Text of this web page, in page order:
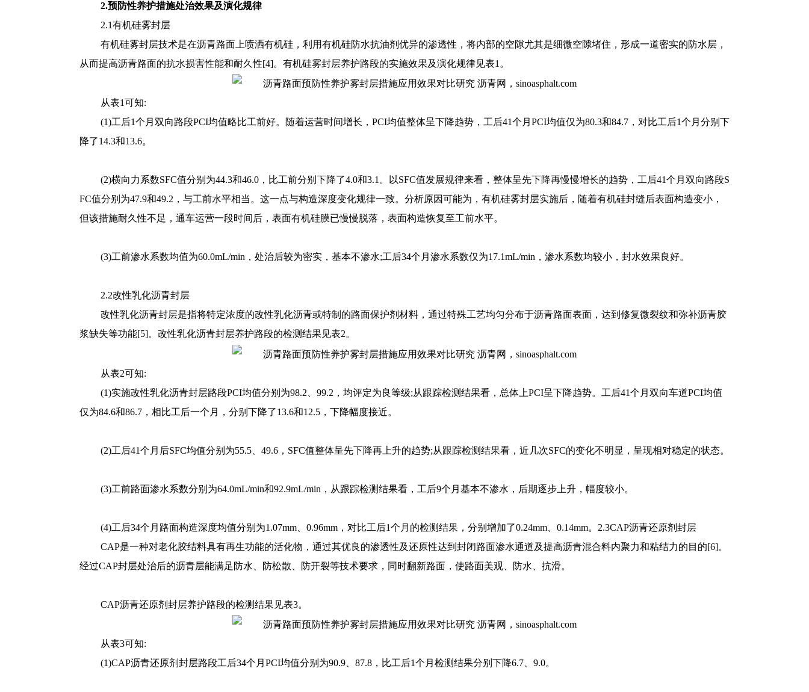
2.预防性养护措施处治效果及演化规律
2.1有机硅雾封层
有机硅雾封层技术是在沥青路面上喷洒有机硅，利用有机硅防水抗油剂优异的渗透性，将内部的空隙尤其是细微空隙堵住，形成一道密实的防水层，
从而提高沥青路面的抗水损害性能和耐久性[4]。有机硅雾封层养护路段的实施效果及演化规律见表1。
从表1可知:
(1)工后1个月双向路段PCI均值略比工前好。随着运营时间增长，PCI均值整体呈下降趋势，工后41个月PCI均值仅为80.3和84.7，对比工后1个月分别下
降了14.3和13.6。
(2)横向力系数SFC值分别为44.3和46.0，比工前分别下降了4.0和3.1。以SFC值发展规律来看，整体呈先下降再慢慢增长的趋势，工后41个月双向路段S
FC值分别为47.9和49.2，与工前水平相当。这一点与构造深度变化规律一致。分析原因可能为，有机硅雾封层实施后，随着有机硅封缝后表面构造变小，
但该措施耐久性不足，通车运营一段时间后，表面有机硅膜已慢慢脱落，表面构造恢复至工前水平。
(3)工前渗水系数均值为60.0mL/min，处治后较为密实，基本不渗水;工后34个月渗水系数仅为17.1mL/min，渗水系数均较小，封水效果良好。
2.2改性乳化沥青封层
改性乳化沥青封层是指将特定浓度的改性乳化沥青或特制的路面保护剂材料，通过特殊工艺均匀分布于沥青路面表面，达到修复微裂纹和弥补沥青胶
浆缺失等功能[5]。改性乳化沥青封层养护路段的检测结果见表2。
从表2可知:
(1)实施改性乳化沥青封层路段PCI均值分别为98.2、99.2，均评定为良等级;从跟踪检测结果看，总体上PCI呈下降趋势。工后41个月双向车道PCI均值
仅为84.6和86.7，相比工后一个月，分别下降了13.6和12.5，下降幅度接近。
(2)工后41个月后SFC均值分别为55.5、49.6，SFC值整体呈先下降再上升的趋势;从跟踪检测结果看，近几次SFC的变化不明显，呈现相对稳定的状态。
(3)工前路面渗水系数分别为64.0mL/min和92.9mL/min，从跟踪检测结果看，工后9个月基本不渗水，后期逐步上升，幅度较小。
(4)工后34个月路面构造深度均值分别为1.07mm、0.96mm，对比工后1个月的检测结果，分别增加了0.24mm、0.14mm。2.3CAP沥青还原剂封层
CAP是一种对老化胶结料具有再生功能的活化物，通过其优良的渗透性及还原性达到封闭路面渗水通道及提高沥青混合料内聚力和粘结力的目的[6]。
经过CAP封层处治后的沥青层能满足防水、防松散、防开裂等技术要求，同时翻新路面，使路面美观、防水、抗滑。
CAP沥青还原剂封层养护路段的检测结果见表3。
从表3可知:
(1)CAP沥青还原剂封层路段工后34个月PCI均值分别为90.9、87.8，比工后1个月检测结果分别下降6.7、9.0。